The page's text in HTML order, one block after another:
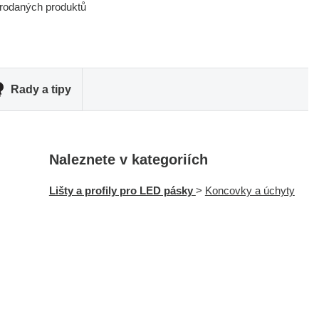
produktů
Rady a tipy
Naleznete v kategoriích
Lišty a profily pro LED pásky > Koncovky a úchyty